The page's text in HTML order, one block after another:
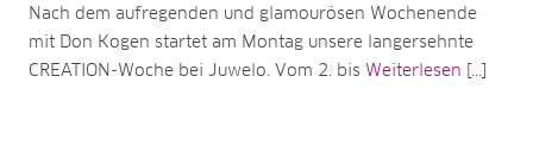
Nach dem aufregenden und glamourösen Wochenende
mit Don Kogen startet am Montag unsere langersehnte
CREATION-Woche bei Juwelo. Vom 2. bis Weiterlesen [...]